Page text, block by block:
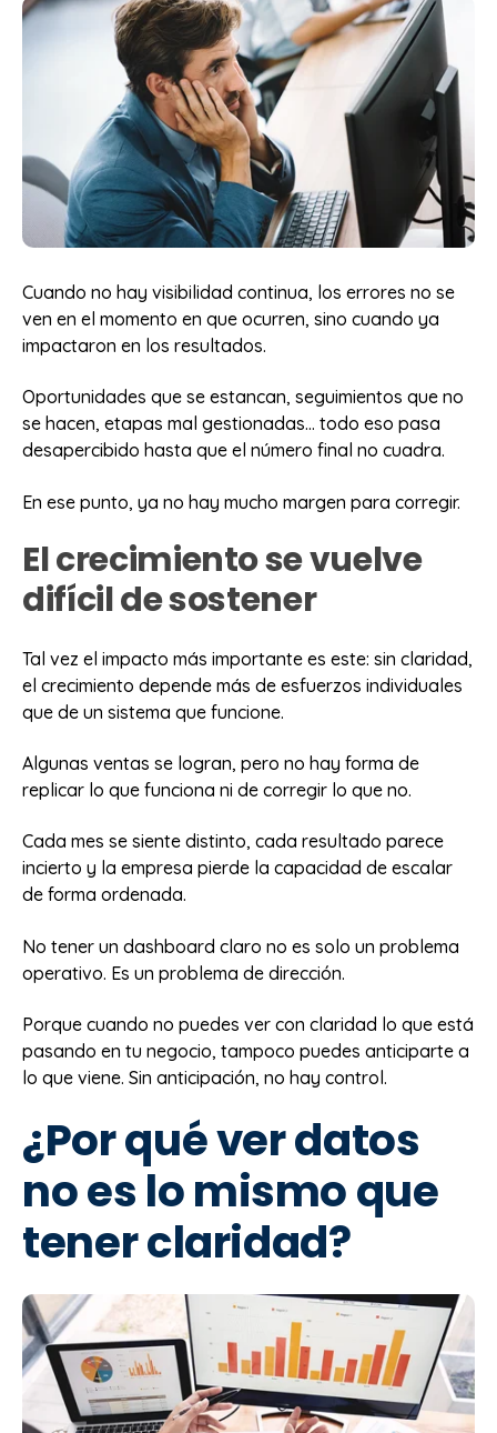
Cuando no hay visibilidad continua, los errores no se
ven en el momento en que ocurren, sino cuando ya
impactaron en los resultados.
Oportunidades que se estancan, seguimientos que no
se hacen, etapas mal gestionadas… todo eso pasa
desapercibido hasta que el número final no cuadra.
En ese punto, ya no hay mucho margen para corregir.
El crecimiento se vuelve
difícil de sostener
Tal vez el impacto más importante es este: sin claridad,
el crecimiento depende más de esfuerzos individuales
que de un sistema que funcione.
Algunas ventas se logran, pero no hay forma de
replicar lo que funciona ni de corregir lo que no.
Cada mes se siente distinto, cada resultado parece
incierto y la empresa pierde la capacidad de escalar
de forma ordenada.
No tener un dashboard claro no es solo un problema
operativo. Es un problema de dirección.
Porque cuando no puedes ver con claridad lo que está
pasando en tu negocio, tampoco puedes anticiparte a
lo que viene. Sin anticipación, no hay control.
¿Por qué ver datos
no es lo mismo que
tener claridad?